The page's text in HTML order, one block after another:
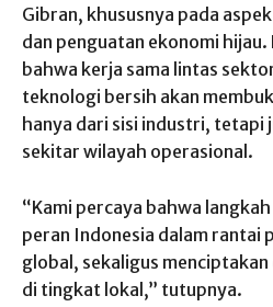
Gibran, khususnya pada
dan penguatan ekonomi hijau.
bahwa kerja sama lintas
teknologi bersih akan
hanya dari sisi industri, tetapi
sekitar wilayah operasional.
“Kami percaya bahwa
peran Indonesia dalam rantai
global, sekaligus
di tingkat lokal,” tutupnya.